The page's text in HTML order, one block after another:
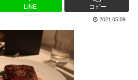
LINE コピー
2021.05.09